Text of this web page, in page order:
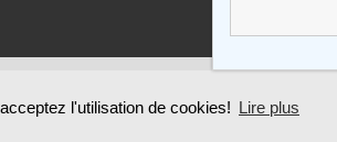
l'utilisation de cookies! Lire plus
hosting by